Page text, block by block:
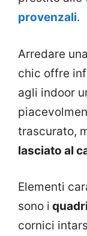
provenzali.
Arredare
chic offre
agli indoor
trascurato,
lasciato al
Elementi
sono i
cornici